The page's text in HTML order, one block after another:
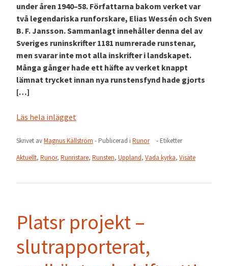
under åren 1940–58. Författarna bakom verket var
två legendariska runforskare, Elias Wessén och Sven
B. F. Jansson. Sammanlagt innehåller denna del av
Sveriges runinskrifter 1181 numrerade runstenar,
men svarar inte mot alla inskrifter i landskapet.
Många gånger hade ett häfte av verket knappt
lämnat trycket innan nya runstensfynd hade gjorts
[…]
Läs hela inlägget
Skrivet avMagnus Källström - Publicerad i Runor
- Etiketter
Aktuellt, Runor, Runristare, Runsten, Uppland, Vada kyrka, Visäte
Platsr projekt –
slutrapporterat,